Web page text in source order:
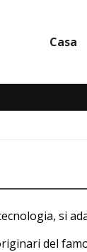
Casa
si
del